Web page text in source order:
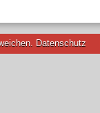
Datenschutz